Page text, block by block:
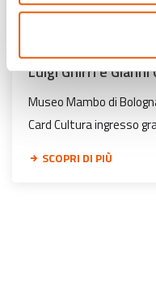
Luigi Ghirri e
Museo Mambo di
Card Cultura ingresso
SCOPRI DI PIÙ